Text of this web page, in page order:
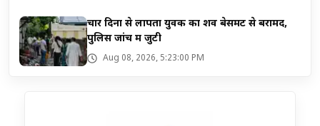
चार दिनों से लापता युवक का शव बेसमेंट से बरामद,
पुलिस जांच में जुटी
Aug 08, 2026, 5:23:00 PM